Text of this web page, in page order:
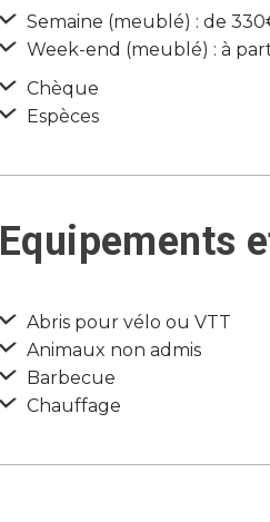
Semaine (meublé) : de
Week-end (meublé) : à
Chèque
Espèces
Equipements
Abris pour vélo ou VTT
Animaux non admis
Barbecue
Chauffage